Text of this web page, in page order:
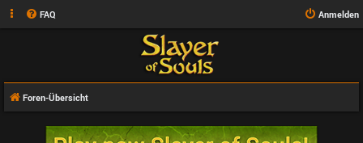
FAQ Anmelden
Foren-Übersicht